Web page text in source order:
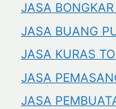
JASA
JASA BUANG
JASA KURAS
JASA
JASA